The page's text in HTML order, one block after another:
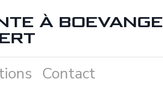
À BOEVANGE
Contact